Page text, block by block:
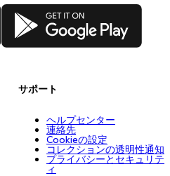
Google Play
サポート
ヘルプセンター
連絡先
Cookieの設定
コレクションの透明性通知
プライバシーとセキュリテ
ィ